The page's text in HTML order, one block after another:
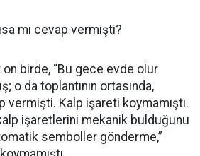
mı cevap vermişti?
on birde, “Bu gece evde olur
o da toplantının ortasında,
vermişti. Kalp işareti koymamıştı.
işaretlerini mekanik bulduğunu
semboller gönderme,”